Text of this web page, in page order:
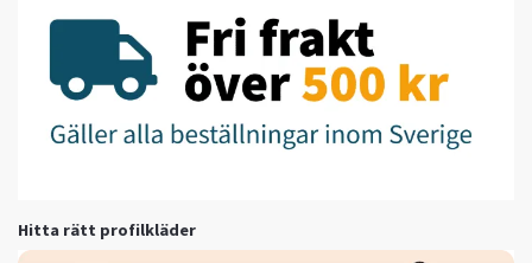
Hitta rätt profilkläder